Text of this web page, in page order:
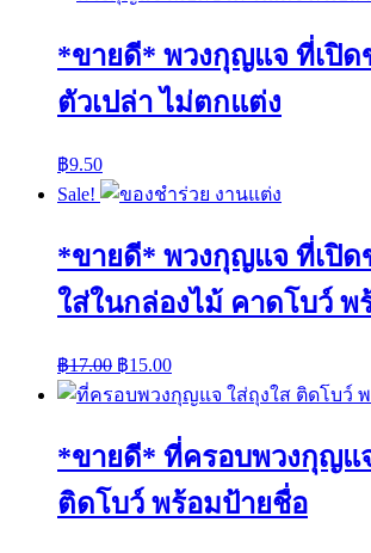
*ขายดี* พวงกุญแจ ที่เปิด
ตัวเปล่า ไม่ตกแต่ง
฿9.50
Sale!
*ขายดี* พวงกุญแจ ที่เปิด
ใส่ในกล่องไม้ คาดโบว์ พ
฿17.00 ฿15.00
*ขายดี* ที่ครอบพวงกุญแ
ติดโบว์ พร้อมป้ายชื่อ